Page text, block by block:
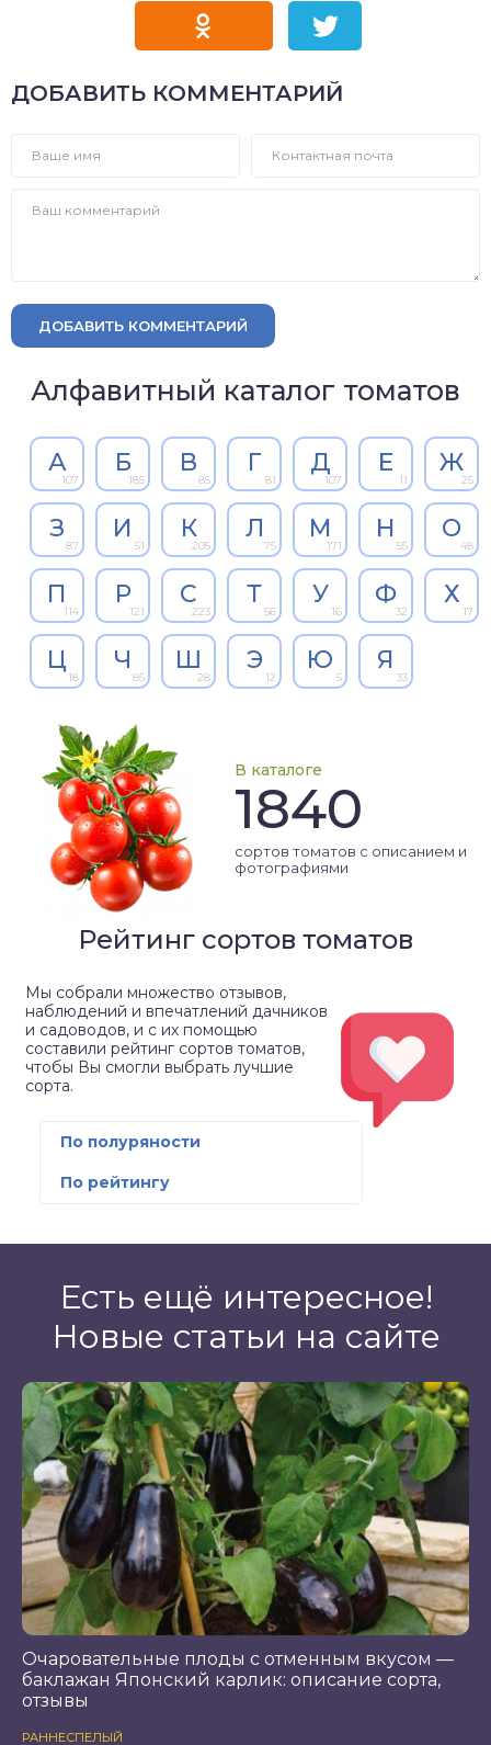
ДОБАВИТЬ КОММЕНТАРИЙ
ДОБАВИТЬ КОММЕНТАРИЙ
Алфавитный каталог томатов
А
107
Б
185
В
85
Г
81
Д
107
Е
11
Ж
25
З
87
И
51
К
205
Л
75
М
171
Н
55
О
48
П
114
Р
121
С
223
Т
56
У
16
Ф
32
Х
17
Ц
18
Ч
85
Ш
28
Э
12
Ю
5
Я
33
В каталоге
1840
сортов томатов с описанием и
фотографиями
Рейтинг сортов томатов
Мы собрали множество отзывов,
наблюдений и впечатлений дачников
и садоводов, и с их помощью
составили рейтинг сортов томатов,
чтобы Вы смогли выбрать лучшие
сорта.
По полуряности
По рейтингу
Есть ещё интересное!
Новые статьи на сайте
Очаровательные плоды с отменным вкусом —
баклажан Японский карлик: описание сорта,
отзывы
РАННЕСПЕЛЫЙ